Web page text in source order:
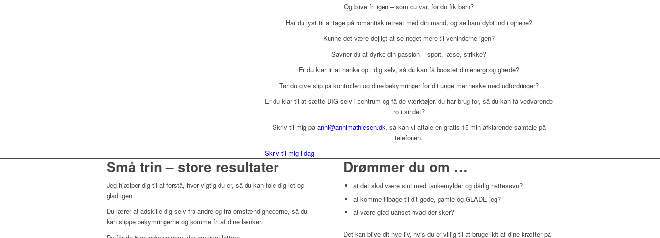
Og blive fri igen – som du var, før du fik børn?
Har du lyst til at tage på romantisk retreat med din mand, og se ham dybt ind i øjnene?
Kunne det være dejligt at se noget mere til veninderne igen?
Savner du at dyrke din passion – sport, læse, strikke?
Er du klar til at hanke op i dig selv, så du kan få boostet din energi og glæde?
Tør du give slip på kontrollen og dine bekymringer for dit unge menneske med udfordringer?
Er du klar til at sætte DIG selv i centrum og få de værktøjer, du har brug for, så du kan få vedvarende
ro i sindet?
Skriv til mig på anni@annimathiesen.dk, så kan vi aftale en gratis 15 min afklarende samtale på
telefonen.
Skriv til mig i dag
Små trin – store resultater
Jeg hjælper dig til at forstå, hvor vigtig du er, så du kan føle dig let og
glad igen.
Du lærer at adskille dig selv fra andre og fra omstændighederne, så du
kan slippe bekymringerne og komme fri af dine lænker.
Drømmer du om …
at det skal være slut med tankemylder og dårlig nattesøvn?
at komme tilbage til dit gode, gamle og GLADE jeg?
at være glad uanset hvad der sker?
Det kan blive dit nye liv, hvis du er villig til at bruge lidt af dine kræfter på